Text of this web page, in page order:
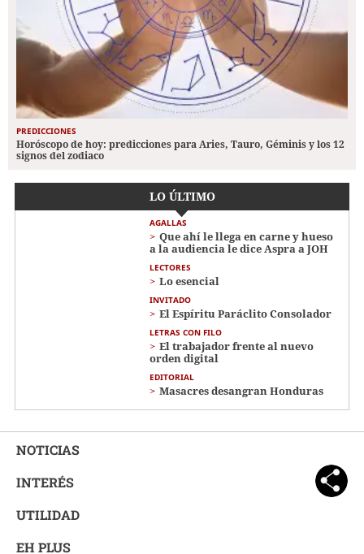
PREDICCIONES
Horóscopo de hoy: predicciones para Aries, Tauro, Géminis y los 12
signos del zodiaco
LO ÚLTIMO
AGALLAS
Que ahí le llega en carne y hueso
a la audiencia le dice Aspra a JOH
LECTORES
Lo esencial
INVITADO
El Espíritu Paráclito Consolador
LETRAS CON FILO
El trabajador frente al nuevo
orden digital
EDITORIAL
Masacres desangran Honduras
NOTICIAS
INTERÉS
UTILIDAD
EH PLUS